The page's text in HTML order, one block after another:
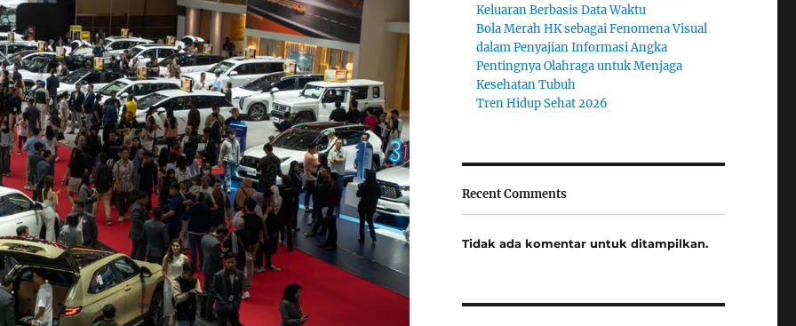
Keluaran Berbasis Data Waktu
Bola Merah HK sebagai Fenomena Visual
dalam Penyajian Informasi Angka
Pentingnya Olahraga untuk Menjaga
Kesehatan Tubuh
Tren Hidup Sehat 2026
Recent Comments
Tidak ada komentar untuk ditampilkan.